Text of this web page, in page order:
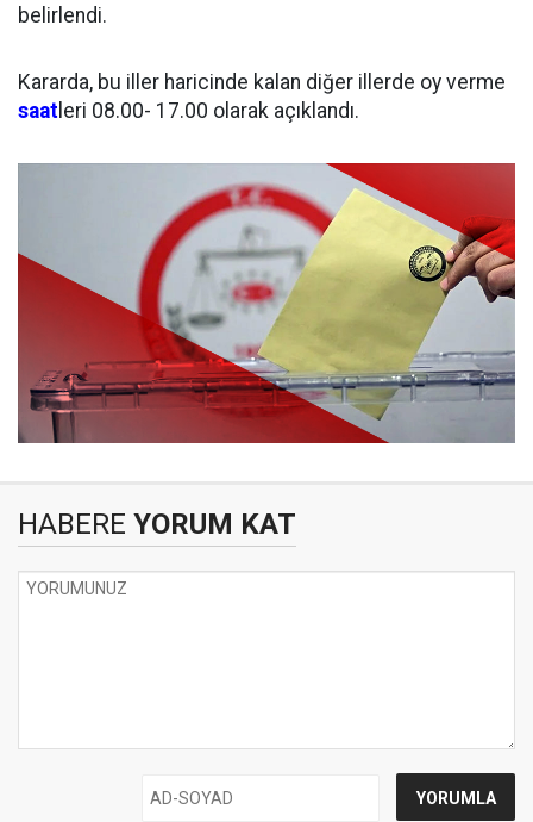
belirlendi.
Kararda, bu iller haricinde kalan diğer illerde oy verme
saat leri 08.00- 17.00 olarak açıklandı.
HABERE YORUM KAT